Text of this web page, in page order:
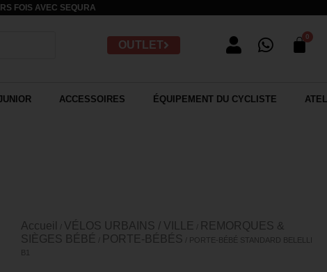
FOIS AVEC SEQURA
OUTLET
ACCESSOIRES ÉQUIPEMENT DU CYCLISTE
Accueil VÉLOS URBAINS / VILLE
REMORQUES &
SIÈGES BÉBÉ
PORTE-BÉBÉS / PORTE-BÉBÉ STANDARD BELELLI
B1